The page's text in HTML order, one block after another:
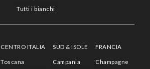
Tutti i bianchi
CENTRO ITALIA
Toscana
SUD & ISOLE
Campania
FRANCIA
Champagne